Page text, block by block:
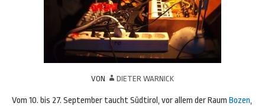
VON DIETER WARNICK
Vom 10. bis 27. September taucht Südtirol, vor allem der Raum Bozen,